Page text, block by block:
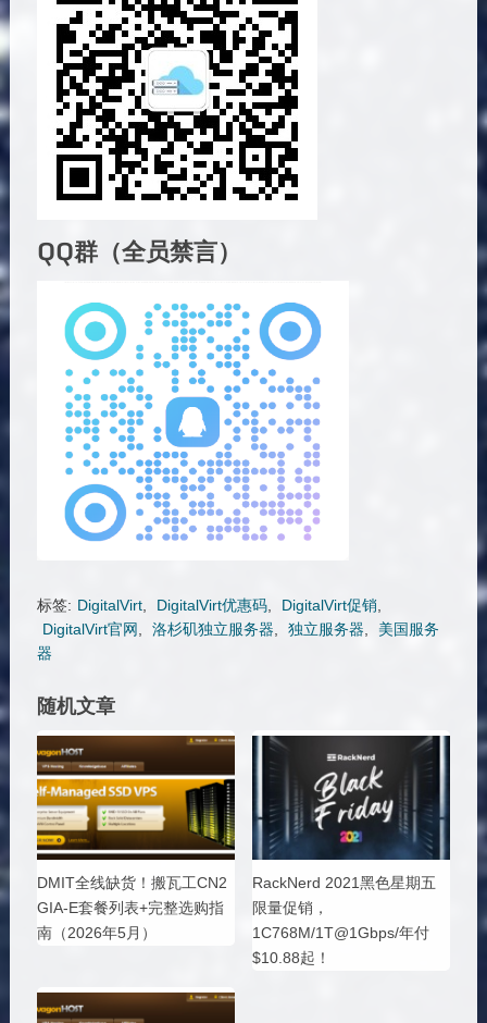
QQ群（全员禁言）
标签: DigitalVirt, DigitalVirt优惠码, DigitalVirt促销,
DigitalVirt官网
洛杉矶独立服务器 独立服务器
美国服务
器
随机文章
DMIT全线缺货！搬瓦工CN2
GIA-E套餐列表+完整选购指
南（2026年5月）
RackNerd 2021黑色星期五
限量促销，
1C768M/1T@1Gbps/年付
$10.88起！